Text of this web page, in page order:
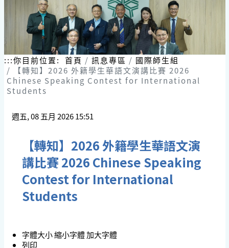
:::你目前位置: 首頁 訊息專區
國際師生組
【轉知】2026 外籍學生華語文演講比賽 2026
Chinese Speaking Contest for International
Students
週五, 08 五月 2026 15:51
【轉知】2026 外籍學生華語文演
講比賽 2026 Chinese Speaking
Contest for International
Students
字體大小縮小字體加大字體
列印